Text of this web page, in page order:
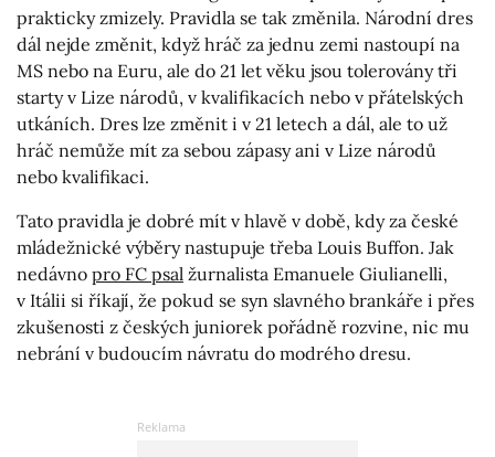
prakticky zmizely. Pravidla se tak změnila. Národní dres
dál nejde změnit, když hráč za jednu zemi nastoupí na
MS nebo na Euru, ale do 21 let věku jsou tolerovány tři
starty v Lize národů, v kvalifikacích nebo v přátelských
utkáních. Dres lze změnit i v 21 letech a dál, ale to už
hráč nemůže mít za sebou zápasy ani v Lize národů
nebo kvalifikaci.
Tato pravidla je dobré mít v hlavě v době, kdy za české
mládežnické výběry nastupuje třeba Louis Buffon. Jak
nedávno pro FC psal žurnalista Emanuele Giulianelli,
v Itálii si říkají, že pokud se syn slavného brankáře i přes
zkušenosti z českých juniorek pořádně rozvine, nic mu
nebrání v budoucím návratu do modrého dresu.